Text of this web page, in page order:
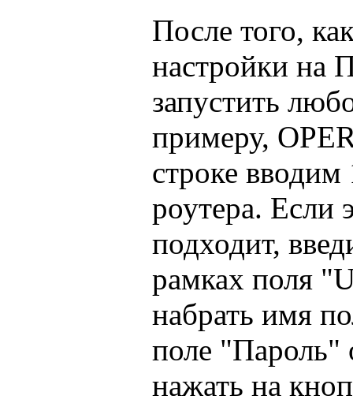
После того,
настройки на
запустить
примеру,
строке
роутера. Если
подходит,
рамках поля
набрать имя
поле "Пароль"
нажать на